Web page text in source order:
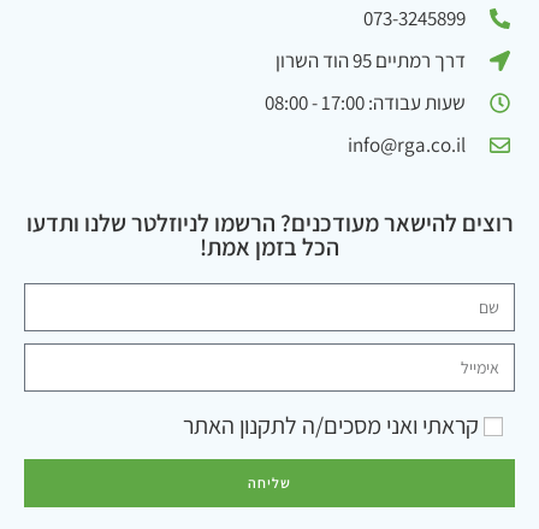
073-3245899
דרך רמתיים 95 הוד השרון
שעות עבודה: 17:00 - 08:00
info@rga.co.il
רוצים להישאר מעודכנים? הרשמו לניוזלטר שלנו ותדעו
הכל בזמן אמת!
קראתי ואני מסכים/ה לתקנון האתר
שליחה